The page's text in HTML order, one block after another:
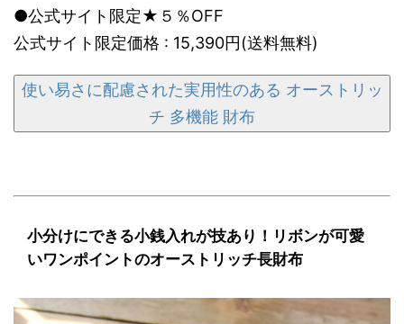
●公式サイト限定★５％OFF
公式サイト限定価格 : 15,390円(送料無料)
使い易さに配慮された実用性のある オーストリッ
チ 多機能 財布
小分けにできる小銭入れが技あり！リボンが可愛
いワンポイントのオーストリッチ長財布